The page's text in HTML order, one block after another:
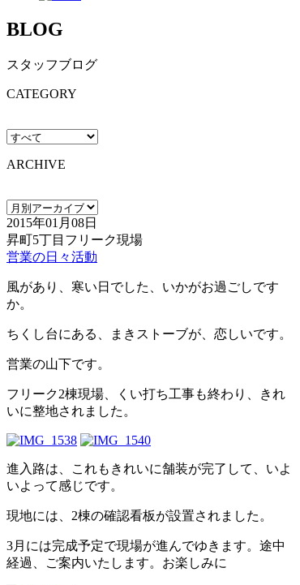
BLOG
スタッフブログ
CATEGORY
ARCHIVE
2015年01月08日
昇町5丁目フリーク現場
営業の日々活動
風があり、寒い日でした、いかがお過ごしです
か。
ちくし台にある、まきストーブが、恋しいです。
営業の山下です。
フリーク2棟現場、くい打ち工事も終わり、きれ
いに整地されました。
進入路は、これもきれいに舗装が完了して、いよ
いよって感じです。
現地には、2棟の確認看板が設置されました。
3月には完成予定で現場が進んでゆきます。途中
経過、ご案内いたします。お楽しみに